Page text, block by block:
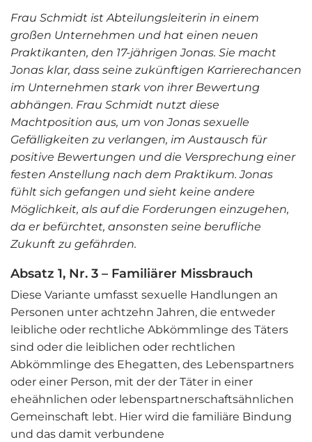
Frau Schmidt ist Abteilungsleiterin in einem
großen Unternehmen und hat einen neuen
Praktikanten, den 17-jährigen Jonas. Sie macht
Jonas klar, dass seine zukünftigen Karrierechancen
im Unternehmen stark von ihrer Bewertung
abhängen. Frau Schmidt nutzt diese
Machtposition aus, um von Jonas sexuelle
Gefälligkeiten zu verlangen, im Austausch für
positive Bewertungen und die Versprechung einer
festen Anstellung nach dem Praktikum. Jonas
fühlt sich gefangen und sieht keine andere
Möglichkeit, als auf die Forderungen einzugehen,
da er befürchtet, ansonsten seine berufliche
Zukunft zu gefährden.
Absatz 1, Nr. 3 – Familiärer Missbrauch
Diese Variante umfasst sexuelle Handlungen an
Personen unter achtzehn Jahren, die entweder
leibliche oder rechtliche Abkömmlinge des Täters
sind oder die leiblichen oder rechtlichen
Abkömmlinge des Ehegatten, des Lebenspartners
oder einer Person, mit der der Täter in einer
eheähnlichen oder lebenspartnerschaftsähnlichen
Gemeinschaft lebt. Hier wird die familiäre Bindung
und das damit verbundene